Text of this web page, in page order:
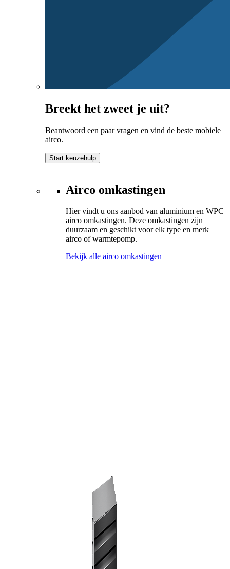
Breekt het zweet je uit?
Beantwoord een paar vragen en vind de beste mobiele
airco.
Start keuzehulp
Airco omkastingen
Hier vindt u ons aanbod van aluminium en WPC
airco omkastingen. Deze omkastingen zijn
duurzaam en geschikt voor elk type en merk
airco of warmtepomp.
Bekijk alle airco omkastingen